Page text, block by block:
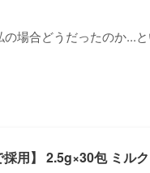
場合どうだったのか...
採用】 2.5g×30包 ミル